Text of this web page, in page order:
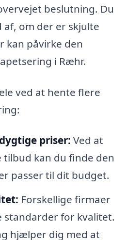
beslutning. Du
af, om der er skjulte
kan påvirke den
i Ræhr.
ved at hente flere
priser: Ved at
kan du finde den
passer til dit budget.
Forskellige firmaer
standarder for kvalitet.
hjælper dig med at